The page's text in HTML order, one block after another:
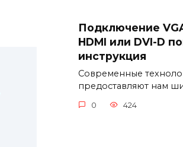
Подключение
HDMI или DVI-D
инструкция
Современные
предоставляют нам
0 424